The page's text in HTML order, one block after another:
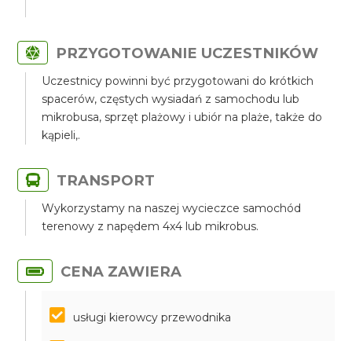
PRZYGOTOWANIE UCZESTNIKÓW
Uczestnicy powinni być przygotowani do krótkich
spacerów, częstych wysiadań z samochodu lub
mikrobusa, sprzęt plażowy i ubiór na plaże, także do
kąpieli,.
TRANSPORT
Wykorzystamy na naszej wycieczce samochód
terenowy z napędem 4x4 lub mikrobus.
CENA ZAWIERA
usługi kierowcy przewodnika